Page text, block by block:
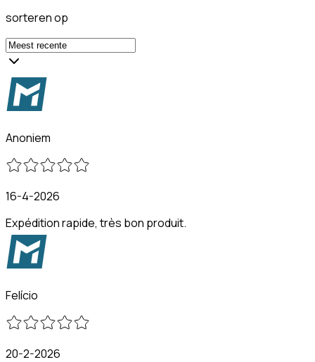
sorteren op
Anoniem
16-4-2026
Expédition rapide, très bon produit.
Felício
20-2-2026